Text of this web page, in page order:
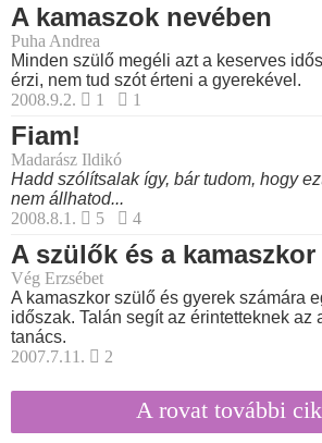
A kamaszok nevében
Puha Andrea
Minden szülő megéli azt a keserves
érzi, nem tud szót érteni a gyerekével.
2008.9.2.
1 1
Fiam!
Madarász Ildikó
Hadd szólítsalak így, bár tudom, hogy
nem állhatod...
2008.8.1.
5 4
A szülők és a kamaszkor
Vég Erzsébet
A kamaszkor szülő és gyerek számára
időszak. Talán segít az érintetteknek az
tanács.
2007.7.11.
2
A rovat további